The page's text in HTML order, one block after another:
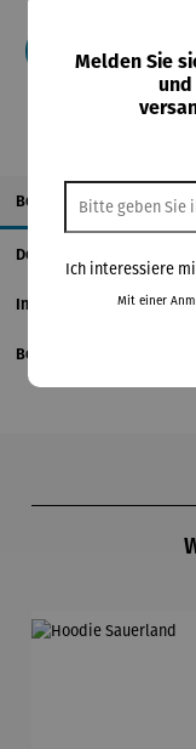
Beschreibung
Details
Informationen zum
Bewertungen
Melden Sie
und
Ich interessiere
Mit einer